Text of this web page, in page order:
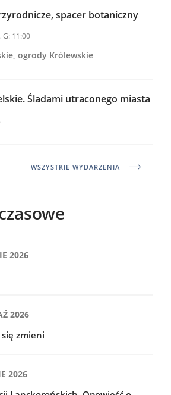
spacer botaniczny
G: 11:00
ogrody Królewskie
Śladami utraconego miasta
WSZYSTKIE WYDARZENIA
2026
2026
zmieni
2026